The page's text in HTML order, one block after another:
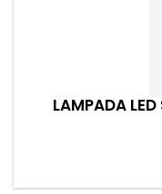
LAMPADA